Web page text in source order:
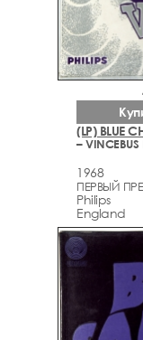
(LP) BLUE
– VINCEBUS
1968
ПЕРВЫЙ
Philips
England